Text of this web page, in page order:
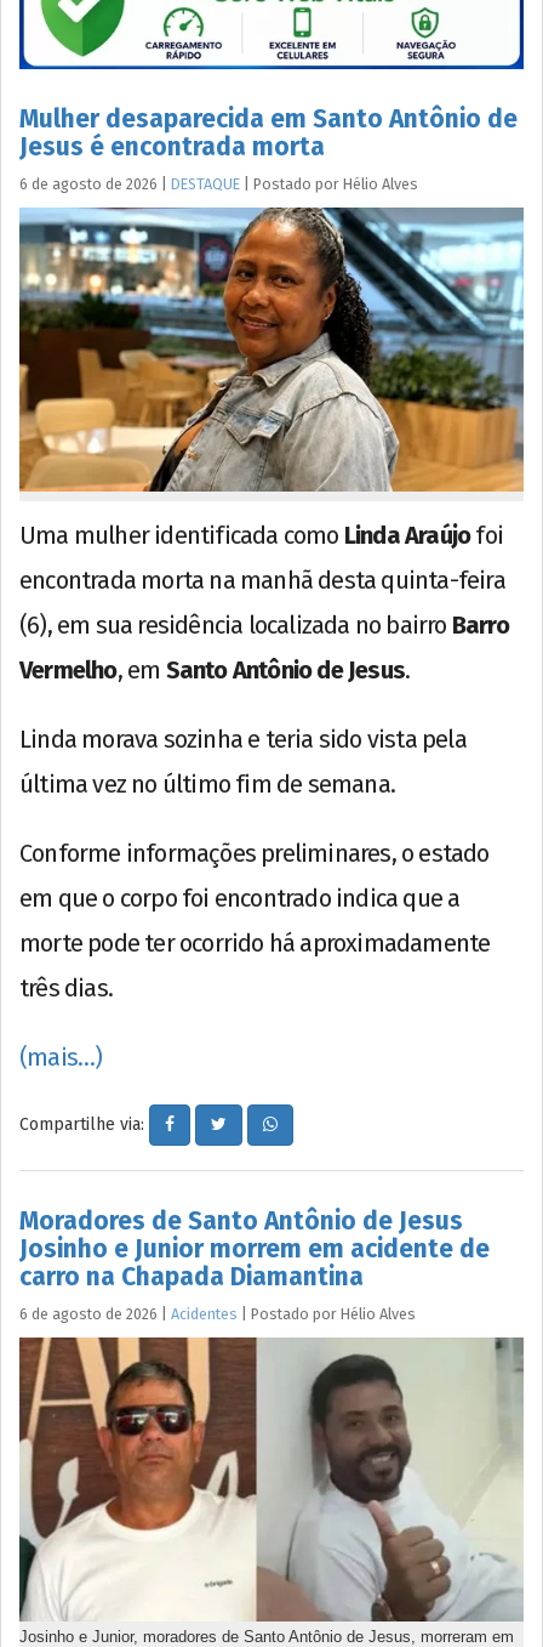
Mulher desaparecida em Santo Antônio de
Jesus é encontrada morta
6 de agosto de 2026 DESTAQUE Postado por Hélio Alves
Uma mulher identificada como Linda Araújofoi
encontrada morta na manhã desta quinta-feira
(6), em sua residência localizada no bairro Barro
Vermelho, em Santo Antônio de Jesus.
Linda morava sozinha e teria sido vista pela
última vez no último fim de semana.
Conforme informações preliminares, o estado
em que o corpo foi encontrado indica que a
morte pode ter ocorrido há aproximadamente
três dias.
(mais…)
Compartilhe via:
Moradores de Santo Antônio de Jesus
Josinho e Junior morrem em acidente de
carro na Chapada Diamantina
6 de agosto de 2026 Acidentes Postado por Hélio Alves
Josinho e Junior, moradores de Santo Antônio de Jesus, morreram em